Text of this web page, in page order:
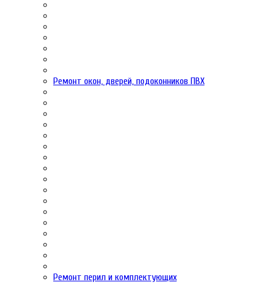
Ремонт окон, дверей, подоконников ПВХ
Ремонт перил и комплектующих